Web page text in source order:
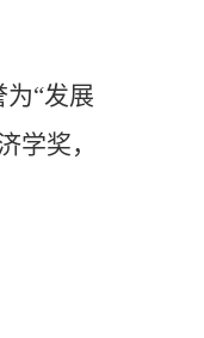
为“发展
学奖，